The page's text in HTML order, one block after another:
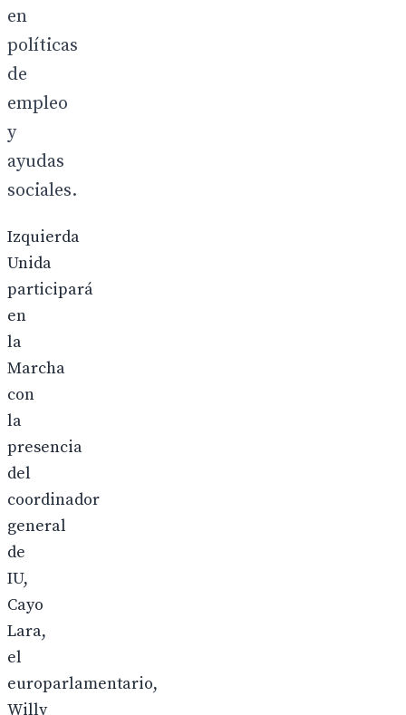
en
políticas
de
empleo
y
ayudas
sociales.
Izquierda
Unida
participará
en
la
Marcha
con
la
presencia
del
coordinador
general
de
IU,
Cayo
Lara,
el
europarlamentario,
Willy